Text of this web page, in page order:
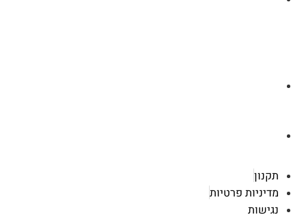
תקנון
מדיניות פרטיות
נגישות